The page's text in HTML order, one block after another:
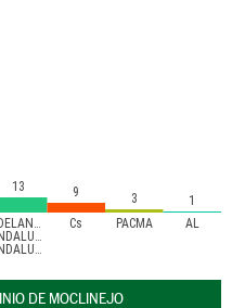
ANDALUCISTAS
Cs PACMA AL
13 9 3 1
DE MOCLINEJO